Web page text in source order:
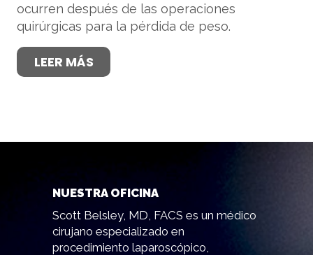
ocurren después de las operaciones
quirúrgicas para la pérdida de peso.
LEER MÁS
NUESTRA OFICINA
Scott Belsley, MD, FACS es un médico
cirujano especializado en
procedimiento laparoscópico,